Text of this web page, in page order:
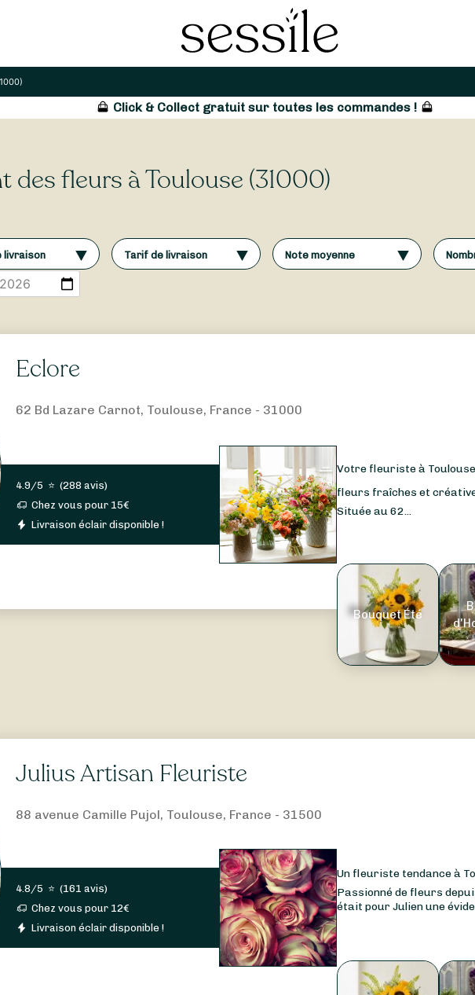
Click & Collect gratuit sur toutes les commandes !
des fleurs à Toulouse (31000)
livraison Tarif de livraison Note moyenne
Eclore
62 Bd Lazare Carnot, Toulouse, France - 31000
4.9/5 ⭐ (288 avis)
Chez vous pour 15€
Livraison éclair disponible !
Votre fleuriste à
fleurs fraîches et
Située au 62...
Bouquet Été
Julius Artisan Fleuriste
88 avenue Camille Pujol, Toulouse, France - 31500
4.8/5 ⭐ (161 avis)
Chez vous pour 12€
Livraison éclair disponible !
Un fleuriste tendance à
Passionné de fleurs
était pour Julien une